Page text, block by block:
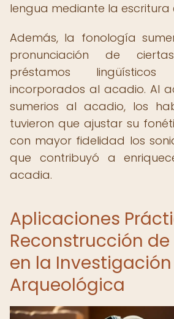
lengua mediante la escritura
Además, la fonología
pronunciación de
préstamos
incorporados al acadio. Al
sumerios al acadio, los
tuvieron que ajustar su
con mayor fidelidad los
que contribuyó a
acadia.
Aplicaciones
Reconstrucción
en la Investigación
Arqueológica